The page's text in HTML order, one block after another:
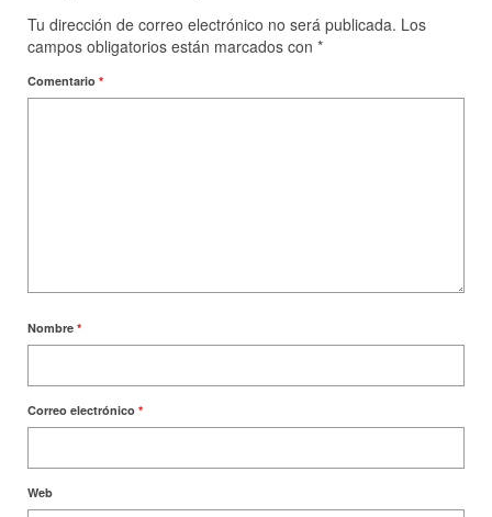
Tu dirección de correo electrónico no será publicada. Los
campos obligatorios están marcados con *
Comentario *
Nombre *
Correo electrónico *
Web